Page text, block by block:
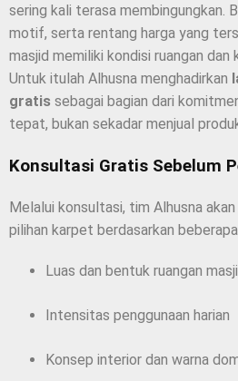
sering kali terasa membingungkan.
motif, serta rentang harga yang
masjid memiliki kondisi ruangan dan
Untuk itulah Alhusna menghadirkan
gratis sebagai bagian dari
tepat, bukan sekadar menjual
Konsultasi Gratis Sebelum
Melalui konsultasi, tim Alhusna
pilihan karpet berdasarkan
Luas dan bentuk ruangan
Intensitas penggunaan harian
Konsep interior dan warna